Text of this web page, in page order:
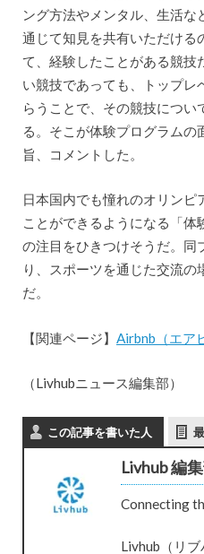
ング方法やメンタル、生活な
通じて知見を共有いただける
て、経験したことがある競技
い競技であっても、トップレ
らうことで、その競技につ
る。そこが体験プログラム
旨、コメントした。
日本国内でも憧れのオリンピ
ことができるようになる「体
の注目をひきつけそうだ。同
り、スポーツを通じた交流
だ。
【関連ページ】 Airbnb（エア
（Livhubニュース編集部）
この記事を書いた人
Livhub 編
Connecting
Livhub（リ